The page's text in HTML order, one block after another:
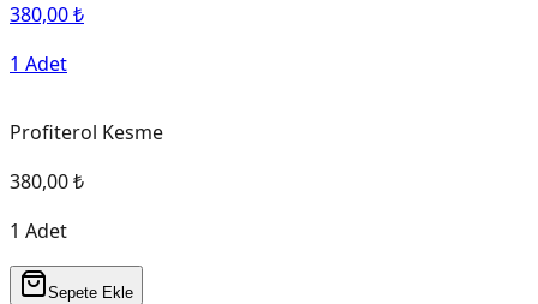
380,00 ₺
1 Adet
Profiterol Kesme
380,00 ₺
1 Adet
Sepete Ekle